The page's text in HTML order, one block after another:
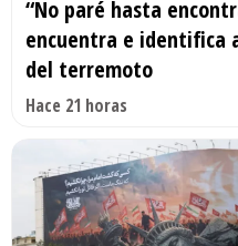
“No paré hasta
encuentra e identifica
del terremoto
Hace 21 horas